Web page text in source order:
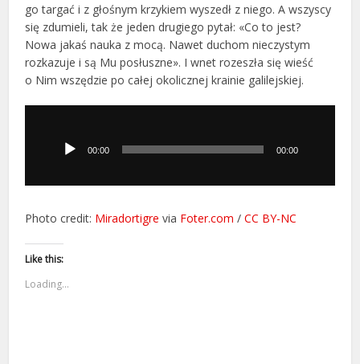
go targać i z głośnym krzykiem wyszedł z niego. A wszyscy
się zdumieli, tak że jeden drugiego pytał: «Co to jest?
Nowa jakaś nauka z mocą. Nawet duchom nieczystym
rozkazuje i są Mu posłuszne». I wnet rozeszła się wieść
o Nim wszędzie po całej okolicznej krainie galilejskiej.
dźwiękowych00:00 00:00
Photo credit: Miradortigre via Foter.com /CC BY-NC
Like this:
Loading...